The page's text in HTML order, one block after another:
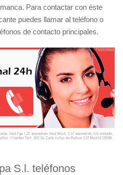
Para contactar con éste
puedes llamar al teléfono o
de contacto principales.
S.l. teléfonos